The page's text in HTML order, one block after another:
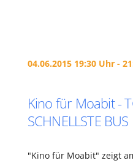
04.06.2015 19:30 Uhr -
Kino für Moabit -
SCHNELLSTE
"Kino für Moabit" zeigt